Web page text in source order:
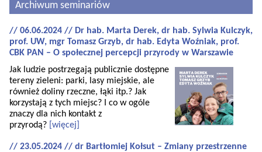
Archiwum seminariów
// 06.06.2024 // Dr hab. Marta Derek, dr hab. Sylwia Kulczyk,
prof. UW, mgr Tomasz Grzyb, dr hab. Edyta Woźniak, prof.
CBK PAN – O społecznej percepcji przyrody w Warszawie
Jak ludzie postrzegają publicznie dostępne
tereny zieleni: parki, lasy miejskie, ale
również doliny rzeczne, łąki itp.? Jak
korzystają z tych miejsc? I co w ogóle
znaczy dla nich kontakt z
przyrodą? [więcej]
// 23.05.2024 // dr Bartłomiej Kołsut – Zmiany przestrzenne